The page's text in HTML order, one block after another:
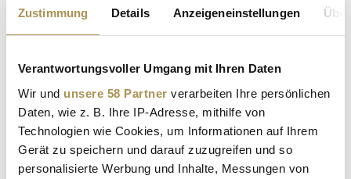
Zustimmung Details Anzeigeneinstellungen
Verantwortungsvoller Umgang mit Ihren Daten
Wir und unsere 58 Partner verarbeiten Ihre persönlichen
Daten, wie z. B. Ihre IP-Adresse, mithilfe von
Technologien wie Cookies, um Informationen auf Ihrem
Gerät zu speichern und darauf zuzugreifen und so
personalisierte Werbung und Inhalte, Messungen von